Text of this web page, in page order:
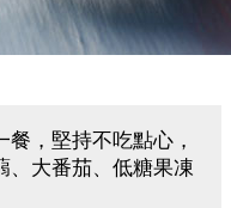
，堅持不吃點心，
、大番茄、低糖果凍